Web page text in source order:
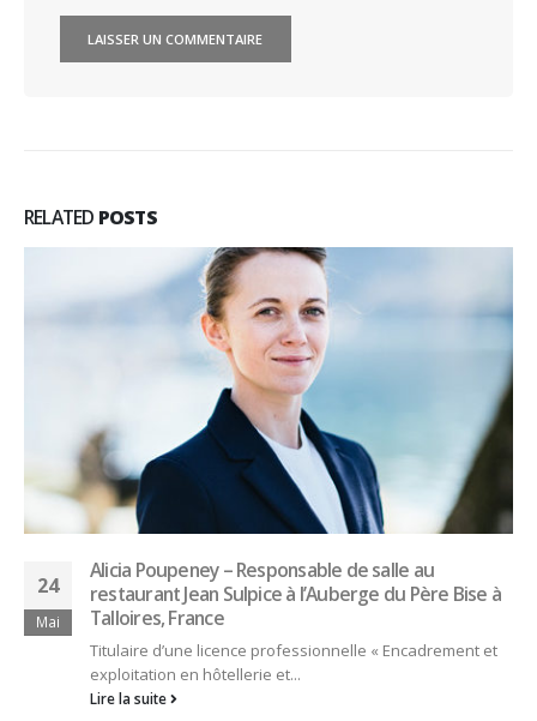
RELATED POSTS
24
Mai
Alicia Poupeney – Responsable de salle au
restaurant Jean Sulpice à l’Auberge du Père Bise à
Talloires, France
Titulaire d’une licence professionnelle « Encadrement et
exploitation en hôtellerie et...
Lire la suite